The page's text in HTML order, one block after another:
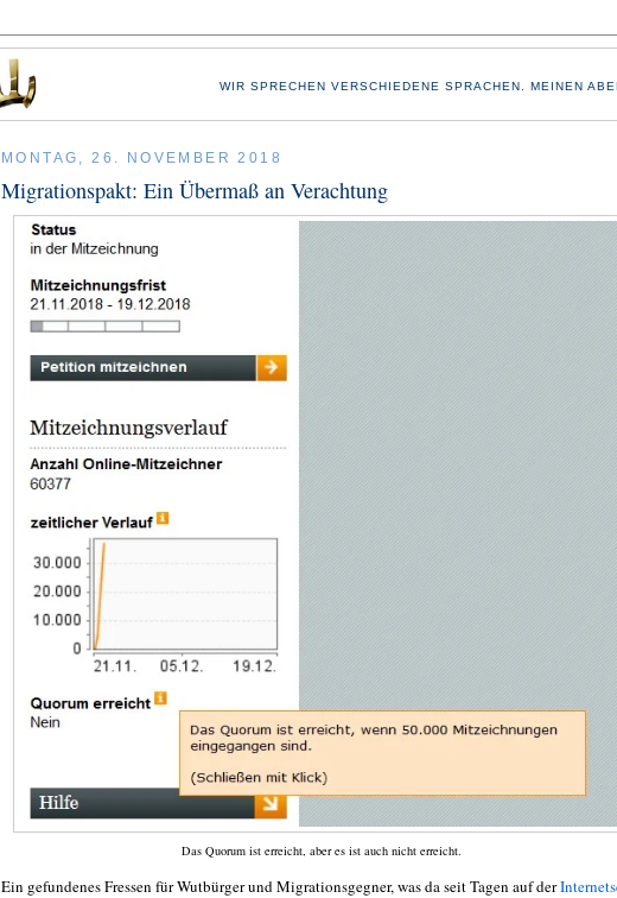
WIR SPRECHEN VERSCHIEDENE SPRACHEN. MEINEN
MONTAG, 26. NOVEMBER 2018
Migrationspakt: Ein Übermaß an Verachtung
Das Quorum ist erreicht, aber es ist auch nicht erreicht.
Ein gefundenes Fressen für Wutbürger und Migrationsgegner, was da seit Tagen auf der